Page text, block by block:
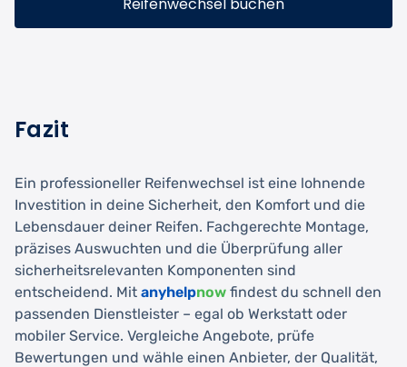
Fazit
Ein professioneller Reifenwechsel ist eine lohnende
Investition in deine Sicherheit, den Komfort und die
Lebensdauer deiner Reifen. Fachgerechte Montage,
präzises Auswuchten und die Überprüfung aller
sicherheitsrelevanten Komponenten sind
entscheidend. Mit anyhelpnow findest du schnell den
passenden Dienstleister – egal ob Werkstatt oder
mobiler Service. Vergleiche Angebote, prüfe
Bewertungen und wähle einen Anbieter, der Qualität,